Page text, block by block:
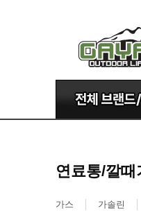
연료통/깔때
가스 가솔린